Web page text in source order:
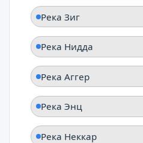
Река Зиг
Река Нидда
Река Аггер
Река Энц
Река Неккар